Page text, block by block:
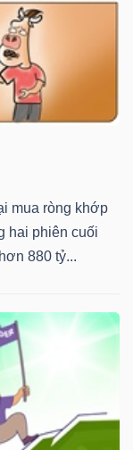
mua ròng khớp
hai phiên cuối
880 tỷ...